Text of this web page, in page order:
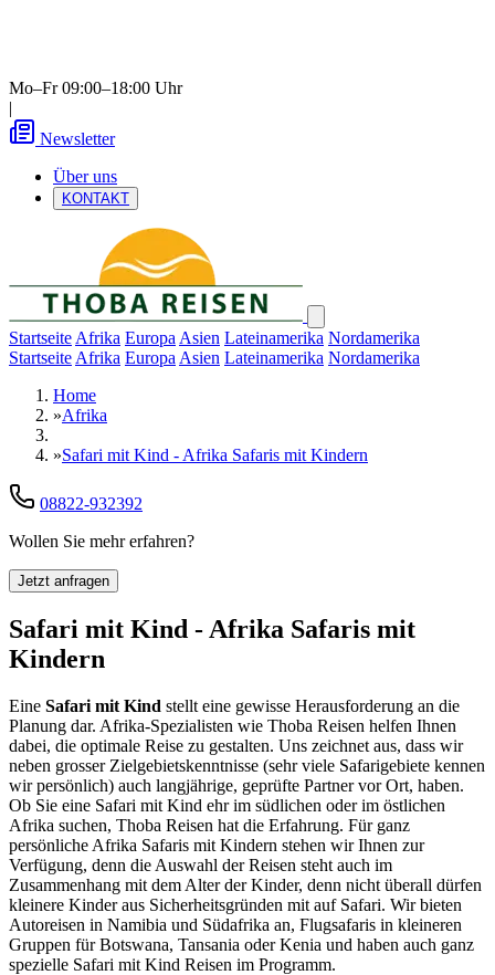
Mo–Fr 09:00–18:00 Uhr
|
Newsletter
Über uns
KONTAKT
Startseite Afrika Europa Asien Lateinamerika Nordamerika
Startseite Afrika Europa Asien Lateinamerika Nordamerika
Home
»Afrika
»Safari mit Kind - Afrika Safaris mit Kindern
08822-932392
Wollen Sie mehr erfahren?
Jetzt anfragen
Safari mit Kind - Afrika Safaris mit
Kindern
Eine Safari mit Kind stellt eine gewisse Herausforderung an die
Planung dar. Afrika-Spezialisten wie Thoba Reisen helfen Ihnen
dabei, die optimale Reise zu gestalten. Uns zeichnet aus, dass wir
neben grosser Zielgebietskenntnisse (sehr viele Safarigebiete kennen
wir persönlich) auch langjährige, geprüfte Partner vor Ort, haben.
Ob Sie eine Safari mit Kind ehr im südlichen oder im östlichen
Afrika suchen, Thoba Reisen hat die Erfahrung. Für ganz
persönliche Afrika Safaris mit Kindern stehen wir Ihnen zur
Verfügung, denn die Auswahl der Reisen steht auch im
Zusammenhang mit dem Alter der Kinder, denn nicht überall dürfen
kleinere Kinder aus Sicherheitsgründen mit auf Safari. Wir bieten
Autoreisen in Namibia und Südafrika an, Flugsafaris in kleineren
Gruppen für Botswana, Tansania oder Kenia und haben auch ganz
spezielle Safari mit Kind Reisen im Programm.